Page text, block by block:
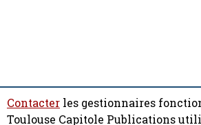
Contacter les gestionnaires
Toulouse Capitole Publications